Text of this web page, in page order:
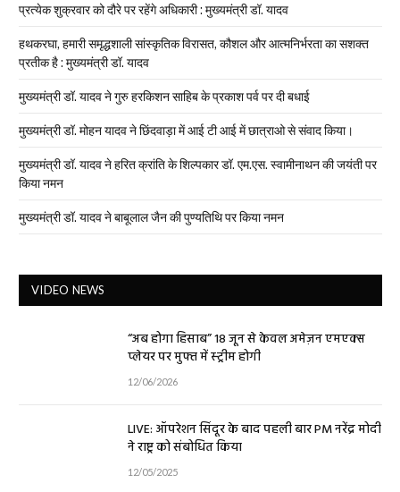
प्रत्येक शुक्रवार को दौरे पर रहेंगे अधिकारी : मुख्यमंत्री डॉ. यादव
हथकरघा, हमारी समृद्धशाली सांस्कृतिक विरासत, कौशल और आत्मनिर्भरता का सशक्त
प्रतीक है : मुख्यमंत्री डॉ. यादव
मुख्यमंत्री डॉ. यादव ने गुरु हरकिशन साहिब के प्रकाश पर्व पर दी बधाई
मुख्यमंत्री डॉ. मोहन यादव ने छिंदवाड़ा में आई टी आई में छात्राओ से संवाद किया।
मुख्यमंत्री डॉ. यादव ने हरित क्रांति के शिल्पकार डॉ. एम.एस. स्वामीनाथन की जयंती पर
किया नमन
मुख्यमंत्री डॉ. यादव ने बाबूलाल जैन की पुण्यतिथि पर किया नमन
VIDEO NEWS
“अब होगा हिसाब” 18 जून से केवल अमेज़न एमएक्स
प्लेयर पर मुफ्त में स्ट्रीम होगी
12/06/2026
LIVE: ऑपरेशन सिंदूर के बाद पहली बार PM नरेंद्र मोदी
ने राष्ट्र को संबोधित किया
12/05/2025